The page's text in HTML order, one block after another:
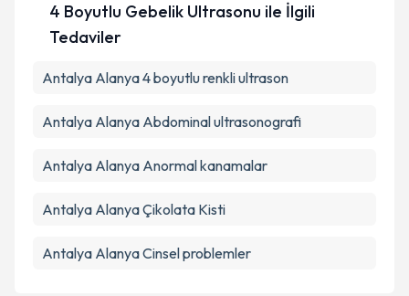
4 Boyutlu Gebelik Ultrasonu ile İlgili
Tedaviler
Antalya Alanya 4 boyutlu renkli ultrason
Antalya Alanya Abdominal ultrasonografi
Antalya Alanya Anormal kanamalar
Antalya Alanya Çikolata Kisti
Antalya Alanya Cinsel problemler